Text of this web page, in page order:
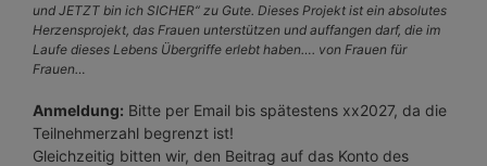
und JETZT bin ich SICHER“ zu Gute. Dieses Projekt ist ein absolutes
Herzensprojekt, das Frauen unterstützen und auffangen darf, die im
Laufe dieses Lebens Übergriffe erlebt haben…. von Frauen für
Frauen…
Anmeldung: Bitte per Email bis spätestens xx2027, da die
Teilnehmerzahl begrenzt ist!
Gleichzeitig bitten wir, den Beitrag auf das Konto des